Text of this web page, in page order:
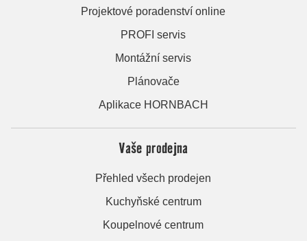
Projektové poradenství online
PROFI servis
Montážní servis
Plánovače
Aplikace HORNBACH
Vaše prodejna
Přehled všech prodejen
Kuchyňské centrum
Koupelnové centrum